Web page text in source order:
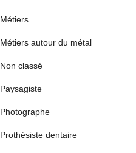
Métiers
Métiers autour du métal
Non classé
Paysagiste
Photographe
Prothésiste dentaire